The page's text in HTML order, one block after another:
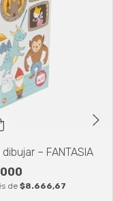
– FANTASIA
de $8.666,67